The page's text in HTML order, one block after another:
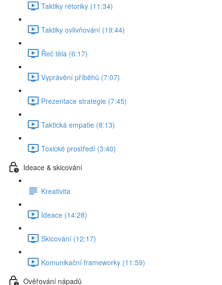
Taktiky rétoriky (11:34)
Taktiky ovlivňování (19:44)
Řeč těla (6:17)
Vyprávění příběhů (7:07)
Prezentace strategie (7:45)
Taktická empatie (8:13)
Toxické prostředí (3:40)
Ideace & skicování
Kreativita
Ideace (14:28)
Skicování (12:17)
Komunikační frameworky (11:59)
Ověřování nápadů